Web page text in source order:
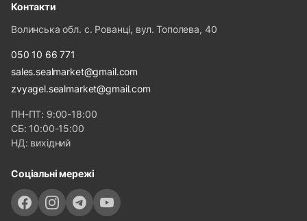
Контакти
Волинська обл. с. Рованці, вул. Тополева, 40
050 10 66 771
sales.sealmarket@gmail.com
zvyagel.sealmarket@gmail.com
ПН-ПТ: 9:00-18:00
СБ: 10:00-15:00
НД: вихідний
Соціальні мережі